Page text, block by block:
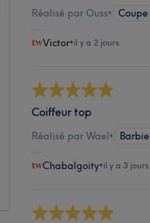
Réalisé par Ouss•
Victor•il y a 2 jours
Coiffeur top
Réalisé par Wael•
Chabalgoity•il y a 3 jours